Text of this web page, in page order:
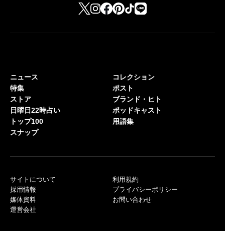
ニュース
特集
ストア
日曜日22時占い
トップ100
スナップ
コレクション
ポスト
ブランド・ヒト
ポッドキャスト
用語集
サイトについて
採用情報
媒体資料
運営会社
利用規約
プライバシーポリシー
お問い合わせ